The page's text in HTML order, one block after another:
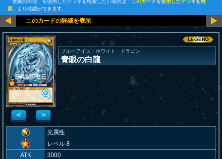
「青眼の白龍」を使用したデッキを検索したい場合は「このカードを使用したデッキを検
索 」より確認ができます。
< >
LEGEND
ブルーアイズ・ホワイト・ドラゴン
青眼の白龍
光属性
レベル 8
ATK
3000